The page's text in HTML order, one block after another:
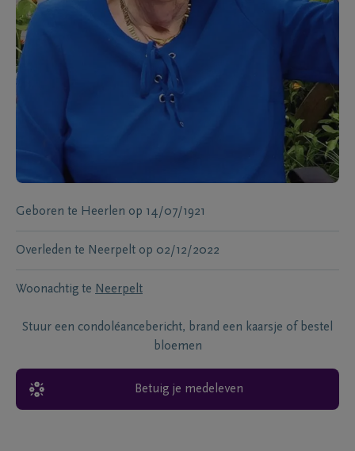
Geboren te Heerlen op 14/07/1921
Overleden te Neerpelt op 02/12/2022
Woonachtig te Neerpelt
Stuur een condoléancebericht, brand een kaarsje of bestel
bloemen
Betuig je medeleven